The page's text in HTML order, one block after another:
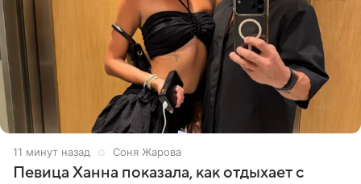
11 минут назад Соня Жарова
Певица Ханна показала, как отдыхает с